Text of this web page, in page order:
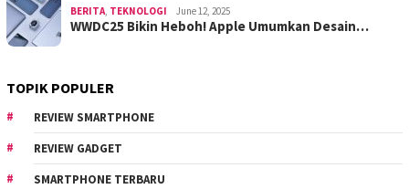
BERITA TEKNOLOGI June 12, 2025
WWDC25 Bikin Heboh! Apple Umumkan Desain…
TOPIK POPULER
REVIEW SMARTPHONE
REVIEW GADGET
SMARTPHONE TERBARU